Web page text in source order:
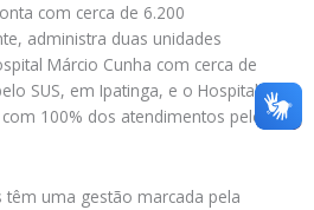
com cerca de 6.200
administra duas unidades
Márcio Cunha com cerca de
SUS, em Ipatinga, e o Hospital
100% dos atendimentos pelo
têm uma gestão marcada pela